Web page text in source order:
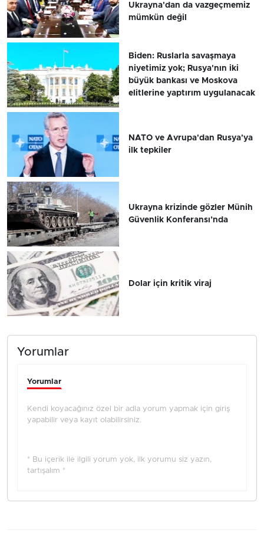
Ukrayna'dan da vazgeçmemiz
mümkün değil
Biden: Ruslarla savaşmaya
niyetimiz yok; Rusya'nın iki
büyük bankası ve Moskova
elitlerine yaptırım uygulanacak
NATO ve Avrupa'dan Rusya'ya
ilk tepkiler
Ukrayna krizinde gözler Münih
Güvenlik Konferansı’nda
Dolar için kritik viraj
Yorumlar
Yorumlar
Kendi koyacağınız özel bir adla yorum yapmak için giriş
yapabilir veya kayıt olabilirsiniz.
* Bu içerik ile ilgili yorum yok, ilk yorumu siz yazın,
tartışalım *